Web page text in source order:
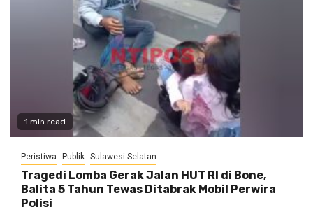
1 min read
Peristiwa Publik Sulawesi Selatan
Tragedi Lomba Gerak Jalan HUT RI di Bone,
Balita 5 Tahun Tewas Ditabrak Mobil Perwira
Polisi